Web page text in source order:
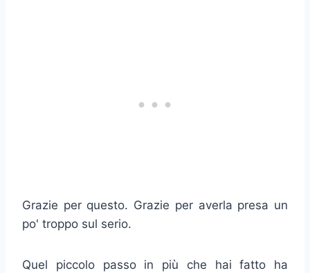
Grazie per questo. Grazie per averla presa un
po' troppo sul serio.
Quel piccolo passo in più che hai fatto ha